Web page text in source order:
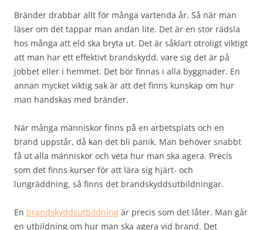
Bränder drabbar allt för många vartenda år. Så när man
läser om det tappar man andan lite. Det är en stor rädsla
hos många att eld ska bryta ut. Det är såklart otroligt viktigt
att man har ett effektivt brandskydd, vare sig det är på
jobbet eller i hemmet. Det bör finnas i alla byggnader. En
annan mycket viktig sak är att det finns kunskap om hur
man handskas med bränder.
När många människor finns på en arbetsplats och en
brand uppstår, då kan det bli panik. Man behöver snabbt
få ut alla människor och veta hur man ska agera. Precis
som det finns kurser för att lära sig hjärt- och
lungräddning, så finns det brandskyddsutbildningar.
En brandskyddsutbildning är precis som det låter. Man går
en utbildning om hur man ska agera vid brand. Det